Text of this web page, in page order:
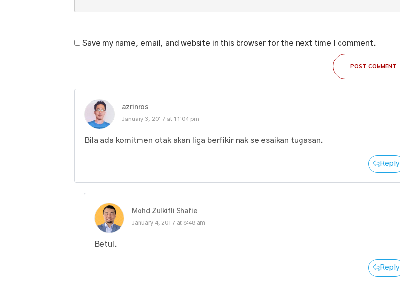
Save my name, email, and website in this browser for the next time I comment.
POST COMMENT
azrinros
January 3, 2017 at 11:04 pm
Bila ada komitmen otak akan liga berfikir nak selesaikan tugasan.
Reply
Mohd Zulkifli Shafie
January 4, 2017 at 8:48 am
Betul.
Reply